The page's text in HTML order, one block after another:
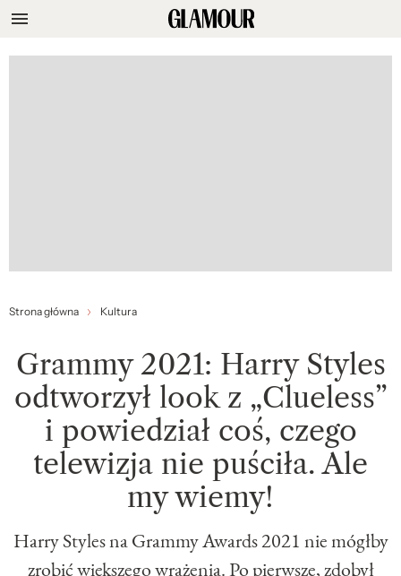
Strona główna Kultura
Grammy 2021: Harry Styles
odtworzył look z „Clueless”
i powiedział coś, czego
telewizja nie puściła. Ale
my wiemy!
Harry Styles na Grammy Awards 2021 nie mógłby
zrobić większego wrażenia. Po pierwsze, zdobył